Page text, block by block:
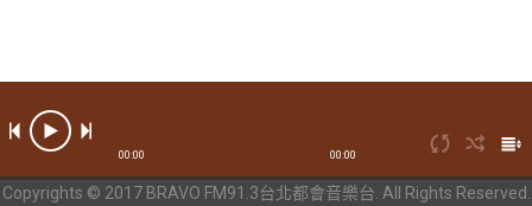
00:00 00:00
Copyrights © 2017 BRAVO FM91.3台北都會音樂台. All Rights Reserved.